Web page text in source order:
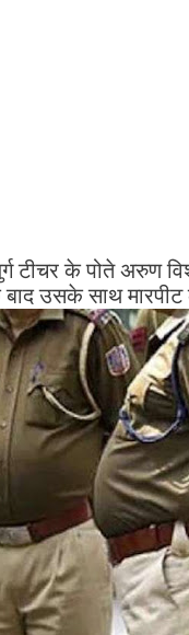
टीचर के पोते अरुण
उसके साथ मारपीट